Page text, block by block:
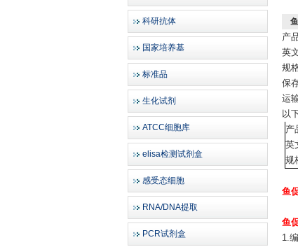
科研抗体
国家培养基
标准品
生化试剂
ATCC细胞库
elisa检测试剂盒
感受态细胞
RNA/DNA提取
PCR试剂盒
产
英
规
保
运
以
产
英
规
鱼
鱼
1.